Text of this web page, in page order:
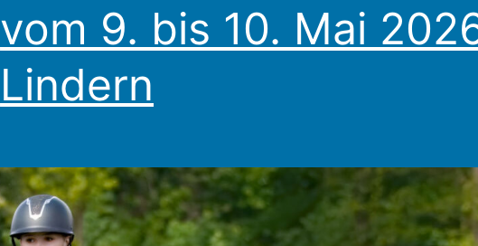
vom 9. bis 10. Mai
Lindern